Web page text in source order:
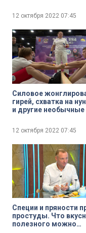
12 октября 2022 07:45
Силовое
гирей, схватка на
и другие
12 октября 2022 07:45
Специи и пряности
простуды. Что
полезного можно